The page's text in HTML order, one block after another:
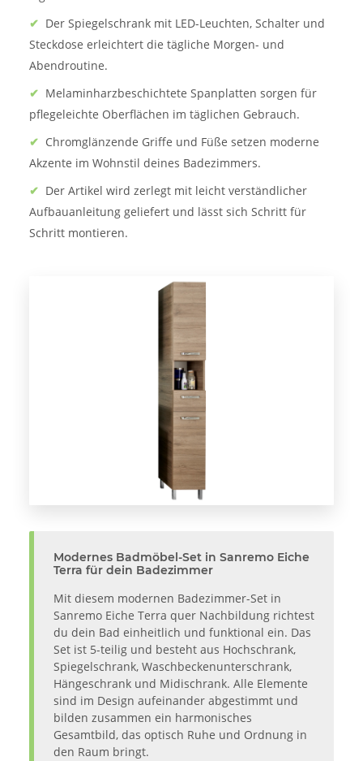
✔ Der Spiegelschrank mit LED-Leuchten, Schalter und
Steckdose erleichtert die tägliche Morgen- und
Abendroutine.
✔ Melaminharzbeschichtete Spanplatten sorgen für
pflegeleichte Oberflächen im täglichen Gebrauch.
✔ Chromglänzende Griffe und Füße setzen moderne
Akzente im Wohnstil deines Badezimmers.
✔ Der Artikel wird zerlegt mit leicht verständlicher
Aufbauanleitung geliefert und lässt sich Schritt für
Schritt montieren.
Modernes Badmöbel-Set in Sanremo Eiche
Terra für dein Badezimmer
Mit diesem modernen Badezimmer-Set in
Sanremo Eiche Terra quer Nachbildung richtest
du dein Bad einheitlich und funktional ein. Das
Set ist 5-teilig und besteht aus Hochschrank,
Spiegelschrank, Waschbeckenunterschrank,
Hängeschrank und Midischrank. Alle Elemente
sind im Design aufeinander abgestimmt und
bilden zusammen ein harmonisches
Gesamtbild, das optisch Ruhe und Ordnung in
den Raum bringt.